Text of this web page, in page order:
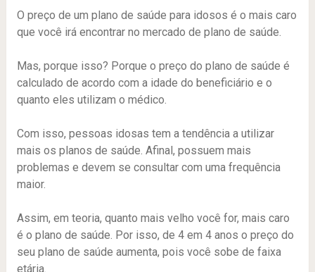
O preço de um plano de saúde para idosos é o mais caro
que você irá encontrar no mercado de plano de saúde.
Mas, porque isso? Porque o preço do plano de saúde é
calculado de acordo com a idade do beneficiário e o
quanto eles utilizam o médico.
Com isso, pessoas idosas tem a tendência a utilizar
mais os planos de saúde. Afinal, possuem mais
problemas e devem se consultar com uma frequência
maior.
Assim, em teoria, quanto mais velho você for, mais caro
é o plano de saúde. Por isso, de 4 em 4 anos o preço do
seu plano de saúde aumenta, pois você sobe de faixa
etária.